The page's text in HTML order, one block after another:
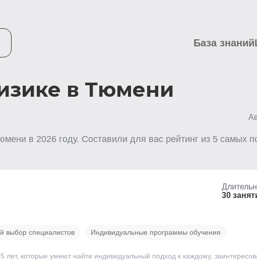
База знаний
в Тюмени
в 2026 году. Составили для вас рейтинг из 5 самых
30
выбор специалистов Индивидуальные программы обучения
лет, которые умеют найти индивидуальный подход к каждому,